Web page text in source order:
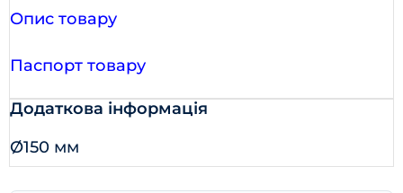
Опис товару
Паспорт товару
Додаткова інформація
Ø150 мм